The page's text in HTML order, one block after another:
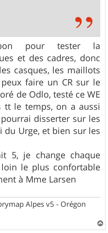
pour tester la
et des cadres, donc
casques, les maillots
faire un CR sur le
de Odlo, testé ce WE
tt le temps, on a aussi
disserter sur les
du Urge, et bien sur les
5, je change chaque
le plus confortable
à Mme Larsen
Alpes v5 - Orégon
a